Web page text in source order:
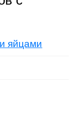
яйцами